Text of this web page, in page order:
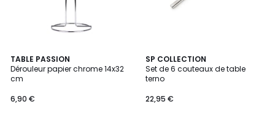
TABLE PASSION
Dérouleur papier chrome 14x32
cm
6,90 €
SP COLLECTION
Set de 6 couteaux de table
terno
22,95 €